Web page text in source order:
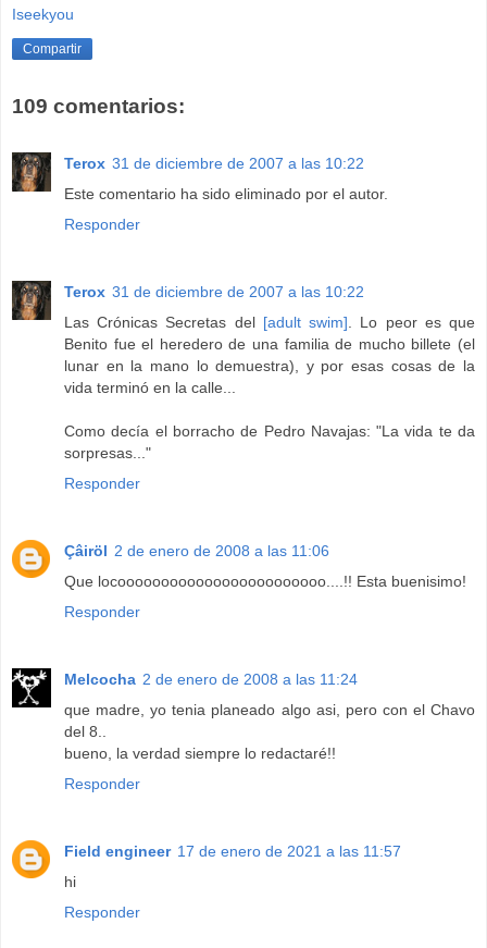
Iseekyou
Compartir
109 comentarios:
Terox 31 de diciembre de 2007 a las 10:22
Este comentario ha sido eliminado por el autor.
Responder
Terox 31 de diciembre de 2007 a las 10:22
Las Crónicas Secretas del [adult swim] . Lo peor es que
Benito fue el heredero de una familia de mucho billete (el
lunar en la mano lo demuestra), y por esas cosas de la
vida terminó en la calle...
Como decía el borracho de Pedro Navajas: "La vida te da
sorpresas..."
Responder
Çâiröl 2 de enero de 2008 a las 11:06
Que locoooooooooooooooooooooooo....!! Esta buenisimo!
Responder
Melcocha 2 de enero de 2008 a las 11:24
que madre, yo tenia planeado algo asi, pero con el Chavo
del 8..
bueno, la verdad siempre lo redactaré!!
Responder
Field engineer 17 de enero de 2021 a las 11:57
hi
Responder